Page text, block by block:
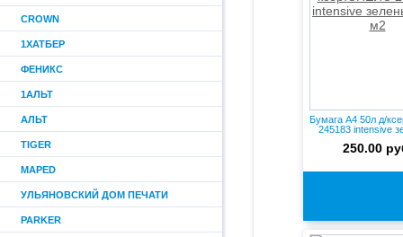
CROWN
1ХАТБЕР
ФЕНИКС
1АЛЬТ
АЛЬТ
TIGER
MAPED
УЛЬЯНОВСКИЙ ДОМ ПЕЧАТИ
PARKER
Бумага А4 50л д/
245183 intensive
250.00